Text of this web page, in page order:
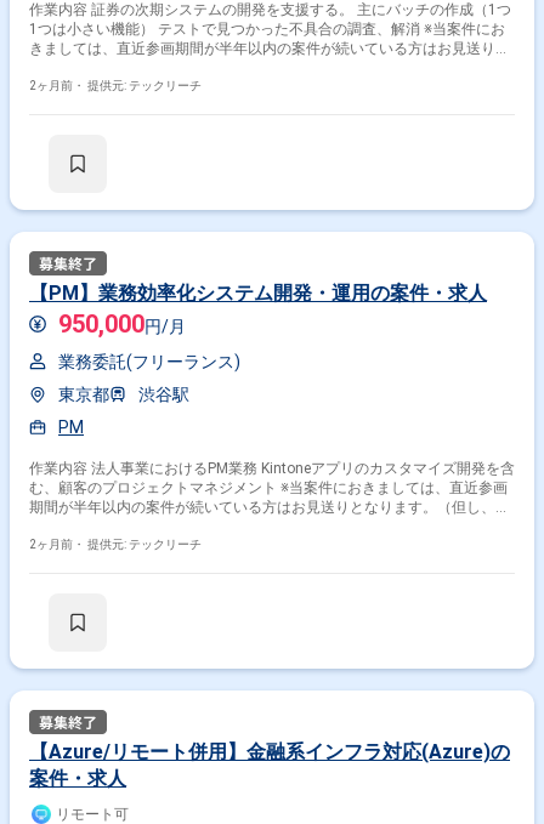
作業内容 証券の次期システムの開発を支援する。 主にバッチの作成（1つ
1つは小さい機能） テストで見つかった不具合の調査、解消 ※当案件にお
きましては、直近参画期間が半年以内の案件が続いている方はお見送りと
る雰囲気です。 ※成長意欲が高く、スキルを急速に伸ばしたい方に最適 ※
5日稼働必須 ・エンジニア実務経験3年以上必須 ＝＝＝＝＝ ★本案件の最
2ヶ月前・ 提供元: テックリーチ
【PM】業務効率化システム開発・運用の案件・求人
950,000円/月
業務委託(フリーランス)
東京都
渋谷駅
PM
作業内容 法人事業におけるPM業務 Kintoneアプリのカスタマイズ開発を含
む、顧客のプロジェクトマネジメント ※当案件におきましては、直近参画
期間が半年以内の案件が続いている方はお見送りとなります。（但し、企
意欲が高く、スキルを急速に伸ばしたい方に最適 ※将来リーダーを目指す
ジニア実務経験3年以上必須 ＝＝＝＝＝ ★本案件の最新の状況は、担当者
2ヶ月前・ 提供元: テックリーチ
【Azure/リモート併用】金融系インフラ対応(Azure)の
案件・求人
リモート可